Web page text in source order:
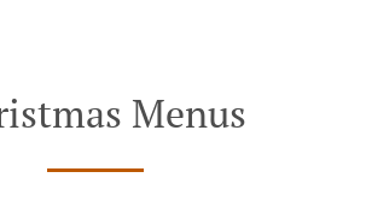
Menus